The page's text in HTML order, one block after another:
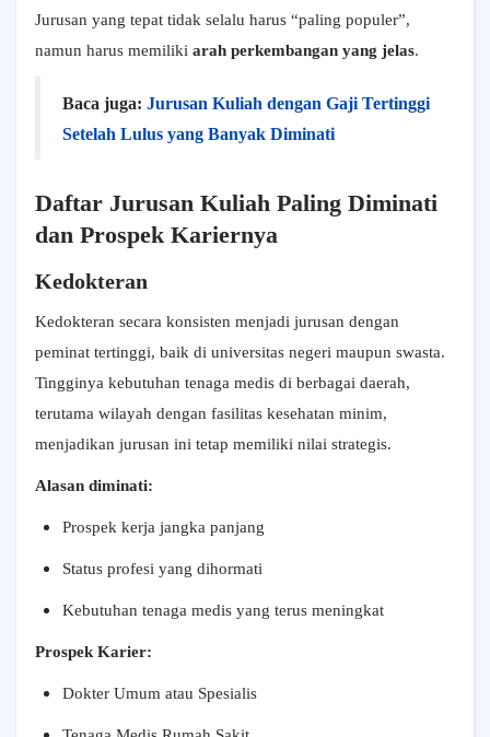
Jurusan yang tepat tidak selalu harus “paling populer”,
namun harus memiliki arah perkembangan yang jelas.
Baca juga: Jurusan Kuliah dengan Gaji Tertinggi
Setelah Lulus yang Banyak Diminati
Daftar Jurusan Kuliah Paling Diminati
dan Prospek Kariernya
Kedokteran
Kedokteran secara konsisten menjadi jurusan dengan
peminat tertinggi, baik di universitas negeri maupun swasta.
Tingginya kebutuhan tenaga medis di berbagai daerah,
terutama wilayah dengan fasilitas kesehatan minim,
menjadikan jurusan ini tetap memiliki nilai strategis.
Alasan diminati:
Prospek kerja jangka panjang
Status profesi yang dihormati
Kebutuhan tenaga medis yang terus meningkat
Prospek Karier:
Dokter Umum atau Spesialis